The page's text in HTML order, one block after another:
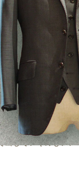
501 LEVI
月に入り、寒暖差
出していくのもい